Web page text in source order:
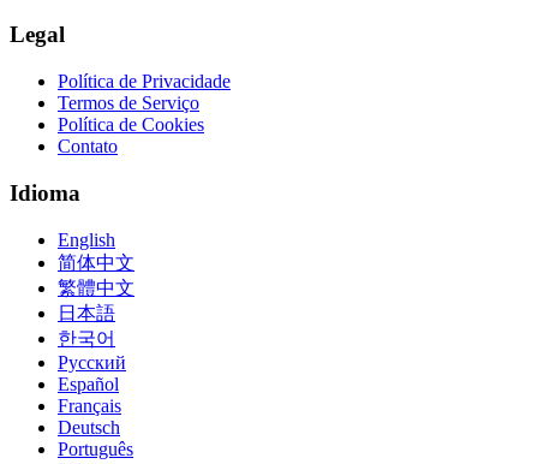
Legal
Política de Privacidade
Termos de Serviço
Política de Cookies
Contato
Idioma
English
简体中文
繁體中文
日本語
한국어
Русский
Español
Français
Deutsch
Português